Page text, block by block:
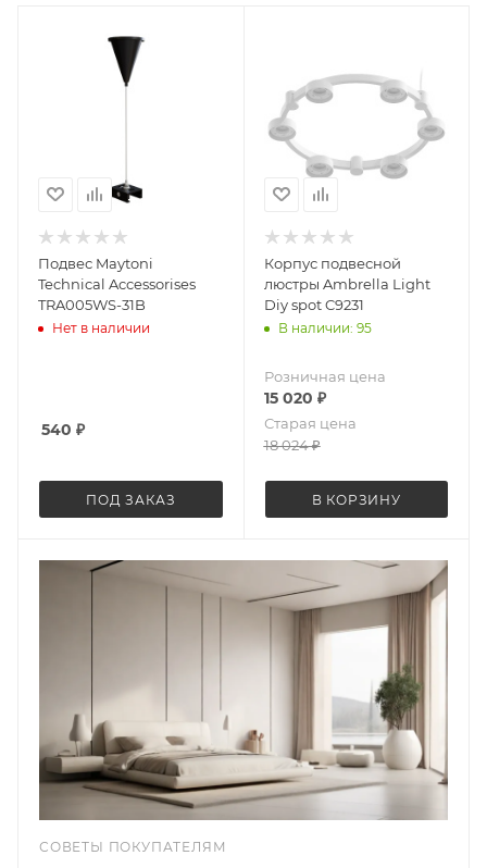
Подвес Maytoni
Technical Accessorises
TRA005WS-31B
Нет в наличии
540 ₽
ПОД ЗАКАЗ
Корпус подвесной
люстры Ambrella Light
Diy spot C9231
В наличии: 95
Розничная цена
15 020 ₽
Старая цена
18 024₽
В КОРЗИНУ
СОВЕТЫ ПОКУПАТЕЛЯМ